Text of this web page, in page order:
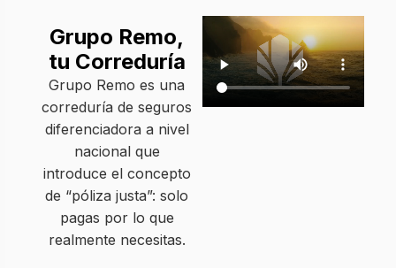
Grupo Remo,
tu Correduría
Grupo Remo es una
correduría de seguros
diferenciadora a nivel
nacional que
introduce el concepto
de “póliza justa”: solo
pagas por lo que
realmente necesitas.